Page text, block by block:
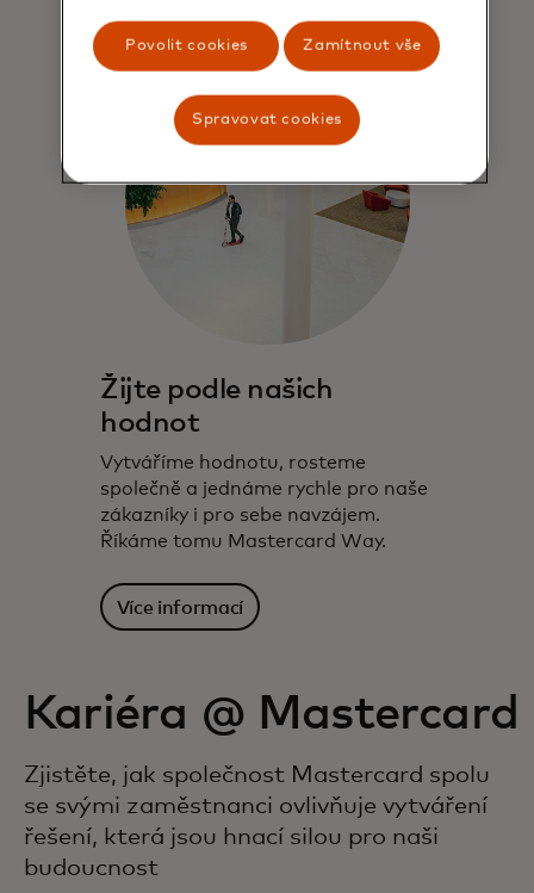
Žijte podle našich
hodnot
Vytváříme hodnotu, rosteme
společně a jednáme rychle pro naše
zákazníky i pro sebe navzájem.
Říkáme tomu Mastercard Way.
Více informací
Kariéra @ Mastercard
Zjistěte, jak společnost Mastercard spolu
se svými zaměstnanci ovlivňuje vytváření
řešení, která jsou hnací silou pro naši
budoucnost
Povolit cookies Zamítnout vše
Spravovat cookies